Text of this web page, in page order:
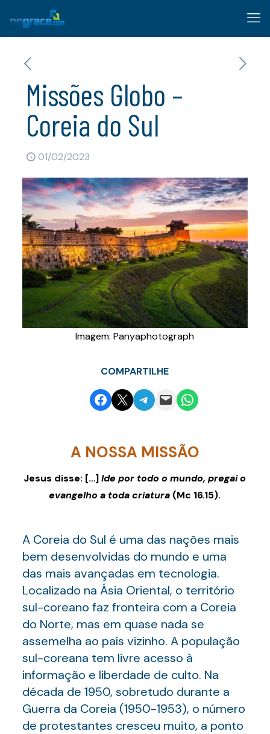
Missões Globo –
Coreia do Sul
01/02/2023
Imagem: Panyaphotograph
COMPARTILHE
Share on Facebook
Email this PageShare on Telegram
Email this PageShare on WhatsApp
A NOSSA MISSÃO
Jesus disse: […]Ide por todo o mundo, pregai o
evangelho a toda criatura (Mc 16.15).
A Coreia do Sul é uma das nações mais
bem desenvolvidas do mundo e uma
das mais avançadas em tecnologia.
Localizado na Ásia Oriental, o território
sul-coreano faz fronteira com a Coreia
do Norte, mas em quase nada se
assemelha ao país vizinho. A população
sul-coreana tem livre acesso à
informação e liberdade de culto. Na
década de 1950, sobretudo durante a
Guerra da Coreia (1950-1953), o número
de protestantes cresceu muito, a ponto